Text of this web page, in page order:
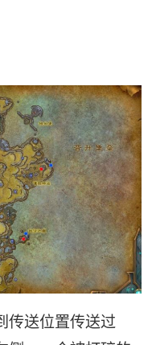
传送位置传送过